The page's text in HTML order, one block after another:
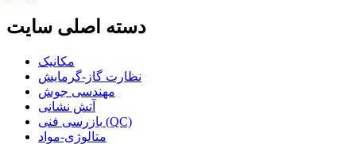
دسته اصلی سایت
مکانیک
نظارت گاز-گرمایش
مهندسی جوش
آتش نشانی
بازرسی فنی (QC)
متالوژی-مواد